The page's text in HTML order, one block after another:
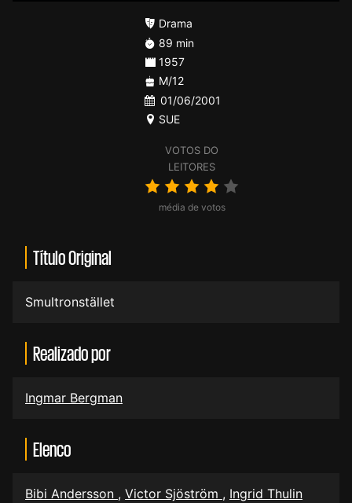
VOTOS DO
LEITORES
média de votos
Drama
89 min
1957
M/12
01/06/2001
SUE
Título Original
Smultronstället
Realizado por
Ingmar Bergman
Elenco
Bibi Andersson , Victor Sjöström , Ingrid Thulin